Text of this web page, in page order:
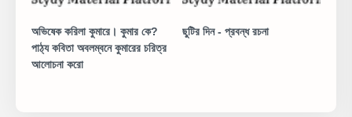
অভিষেক করিলা কুমারে। কুমার কে?
পাঠ্য কবিতা অবলম্বনে কুমারের চরিত্র
আলোচনা করো
ছুটির দিন - প্রবন্ধ রচনা